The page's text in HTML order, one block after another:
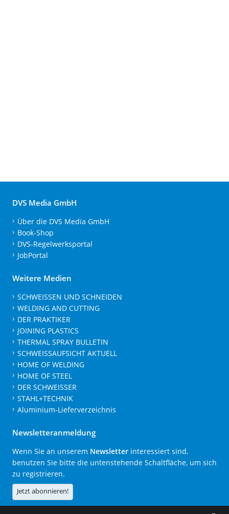
DVS Media GmbH
Über die DVS Media GmbH
Book-Shop
DVS-Regelwerksportal
JobPortal
Weitere Medien
SCHWEISSEN UND SCHNEIDEN
WELDING AND CUTTING
DER PRAKTIKER
JOINING PLASTICS
THERMAL SPRAY BULLETIN
SCHWEISSAUFSICHT AKTUELL
HOME OF WELDING
HOME OF STEEL
DER SCHWEISSER
STAHL+TECHNIK
Aluminium-Lieferverzeichnis
Newsletteranmeldung
Wenn Sie an unserem Newsletter interessiert sind,
benutzen Sie bitte die untenstehende Schaltfläche, um sich
zu registrieren.
Jetzt abonnieren!